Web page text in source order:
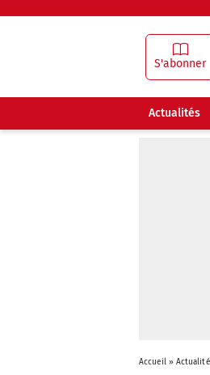
S'abonner
Actualités
Accueil»